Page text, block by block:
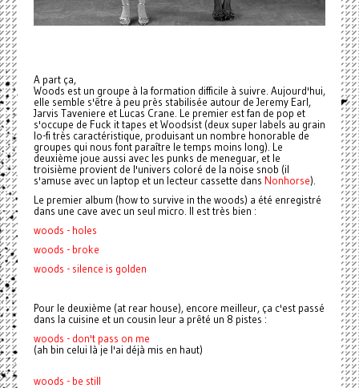
A part ça,
Woods est un groupe à la formation difficile à suivre. Aujourd'hui,
elle semble s'être à peu près stabilisée autour de Jeremy Earl,
Jarvis Taveniere et Lucas Crane. Le premier est fan de pop et
s'occupe de Fuck it tapes et Woodsist (deux super labels au grain
lo-fi très caractéristique, produisant un nombre honorable de
groupes qui nous font paraître le temps moins long). Le
deuxième joue aussi avec les punks de meneguar, et le
troisième provient de l'univers coloré de la noise snob (il
s'amuse avec un laptop et un lecteur cassette dans Nonhorse).
Le premier album (how to survive in the woods) a été enregistré
dans une cave avec un seul micro. Il est très bien :
woods - holes
woods - broke
woods - silence is golden
Pour le deuxième (at rear house), encore meilleur, ça c'est passé
dans la cuisine et un cousin leur a prêté un 8 pistes :
woods - don't pass on me
(ah bin celui là je l'ai déjà mis en haut)
woods - be still